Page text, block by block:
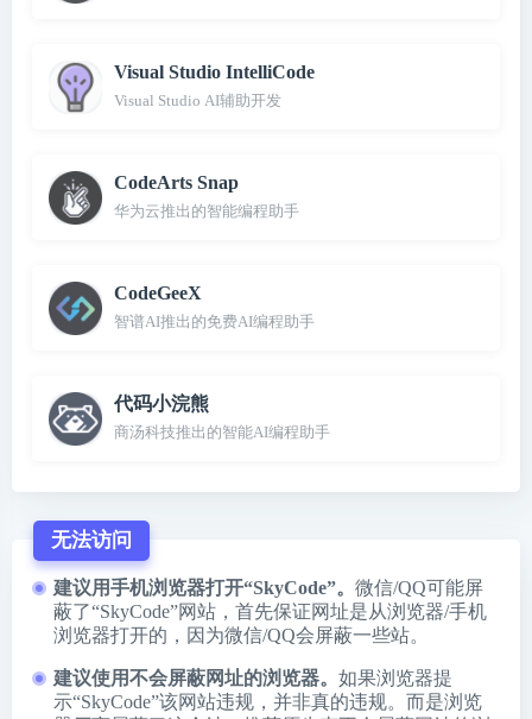
Visual Studio IntelliCode
Visual Studio AI辅助开发
CodeArts Snap
华为云推出的智能编程助手
CodeGeeX
智谱AI推出的免费AI编程助手
代码小浣熊
商汤科技推出的智能AI编程助手
无法访问
建议用手机浏览器打开“SkyCode”。 微信/QQ可能屏
蔽了“SkyCode”网站，首先保证网址是从浏览器/手机
浏览器打开的，因为微信/QQ会屏蔽一些站。
建议使用不会屏蔽网址的浏览器。 如果浏览器提
示“SkyCode”该网站违规，并非真的违规。而是浏览